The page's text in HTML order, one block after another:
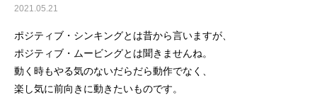
2021.05.21
ポジティブ・シンキングとは昔から言いますが、
ポジティブ・ムービングとは聞きませんね。
動く時もやる気のないだらだら動作でなく、
楽し気に前向きに動きたいものです。